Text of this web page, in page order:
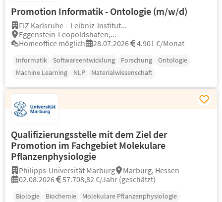
Promotion Informatik - Ontologie (m/w/d)
FIZ Karlsruhe – Leibniz-Institut...
Eggenstein-Leopoldshafen,...
Homeoffice möglich
28.07.2026 4.901 €/Monat
Informatik Softwareentwicklung Forschung
Ontologie
Machine Learning
NLP Materialwissenschaft
Qualifizierungsstelle mit dem Ziel der
Promotion im Fachgebiet Molekulare
Pflanzenphysiologie
Philipps-Universität Marburg
Marburg, Hessen
02.08.2026
57.708,82 €/Jahr (geschätzt)
Biologie Biochemie
Molekulare Pflanzenphysiologie